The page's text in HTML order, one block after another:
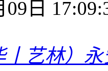
09日
丨艺林）